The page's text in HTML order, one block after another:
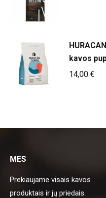
kavos
14,00 €
MES
Prekiaujame visais kavos
produktais ir jų priedais.